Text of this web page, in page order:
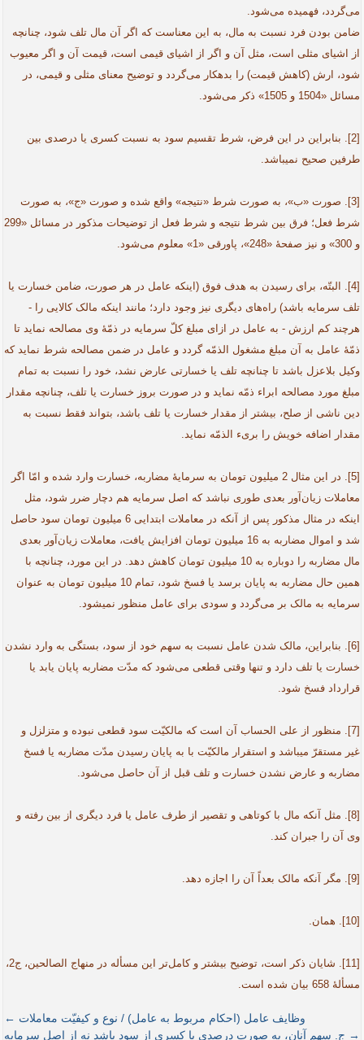
می‌گردد، فهمیده می‌شود.
ضامن بودن فرد نسبت به مال، به این معناست که اگر آن مال تلف شود، چنانچه
از اشیای مثلی است، مثل آن و اگر از اشیای قیمی است، قیمت آن و اگر معیوب
شود، ارش (کاهش قیمت) را بدهکار می‌گردد و توضیح معنای مثلی و قیمی، در
مسائل «1504 و 1505» ذکر می‌شود.
[2]. بنابراین در این فرض، شرط تقسیم سود به نسبت کسری یا درصدی بین
طرفین صحیح نمی­باشد.
[3]. صورت «ب»، به صورت شرط «نتیجه» واقع شده و صورت «ج»، به صورت
شرط فعل؛ فرق بین شرط نتیجه و شرط فعل از توضیحات مذکور در مسائل «299
و 300» و نیز صفحۀ «248»، پاورقی «1» معلوم می‌شود.
[4]. البتّه، برای رسیدن به هدف فوق (اینکه عامل در هر صورت، ضامن خسارت یا
تلف سرمایه باشد) راه‌های دیگری نیز وجود دارد؛ مانند اینکه مالک کالایی را -
هرچند کم ارزش - به عامل در ازای مبلغ کلّ سرمایه در ذمّۀ وی مصالحه نماید تا
ذمّۀ عامل به آن مبلغ مشغول الذمّه گردد و عامل در ضمن مصالحه شرط نماید که
وکیل بلاعزل باشد تا چنانچه تلف یا خسارتی عارض نشد، خود را نسبت به تمام
مبلغ مورد مصالحه ابراء ذمّه نماید و در صورت بروز خسارت یا تلف، چنانچه مقدار
دین ناشی از صلح، بیشتر از مقدار خسارت یا تلف باشد، بتواند فقط نسبت به
مقدار اضافه خویش را بریء الذمّه نماید.
[5]. در این مثال 2 میلیون تومان به سرمایۀ مضاربه، خسارت وارد شده و امّا اگر
معاملات زیان‌آور بعدی طوری نباشد که اصل سرمایه هم دچار ضرر شود، مثل
اینکه در مثال مذکور پس از آنکه در معاملات ابتدایی 6 میلیون تومان سود حاصل
شد و اموال مضاربه به 16 میلیون تومان افزایش یافت، معاملات زیان‌آور بعدی
مال مضاربه را دوباره به 10 میلیون تومان کاهش دهد. در این مورد، چنانچه با
همین حال مضاربه به پایان برسد یا فسخ شود، تمام 10 میلیون تومان به عنوان
سرمایه به مالک بر می‌گردد و سودی برای عامل منظور نمی­شود.
[6]. بنابراین، مالک شدن عامل نسبت به سهم خود از سود، بستگی به وارد نشدن
خسارت یا تلف دارد و تنها وقتی قطعی می‌شود که مدّت مضاربه پایان یابد یا
قرارداد فسخ شود.
[7]. منظور از علی الحساب آن است که مالکیّت سود قطعی نبوده و متزلزل و
غیر مستقرّ می­باشد و استقرار مالکیّت با به پایان رسیدن مدّت مضاربه یا فسخ
مضاربه و عارض نشدن خسارت و تلف قبل از آن حاصل می‌شود.
[8]. مثل آنکه مال با کوتاهی و تقصیر از طرف عامل یا فرد دیگری از بین رفته و
وی آن را جبران کند.
[9]. مگر آنکه مالک بعداً آن را اجازه دهد.
[10]. همان.
[11]. شایان ذکر است، توضیح بیشتر و کامل‌تر این مسأله در منهاج الصالحین، ج2،
مسألۀ 658 بیان شده است.
وظایف عامل (احکام مربوط به عامل) / نوع و کیفیّت معاملات ←
→ ج. سهم آنان، به صورت درصدی یا کسری از سود باشد نه از اصل سرمایه